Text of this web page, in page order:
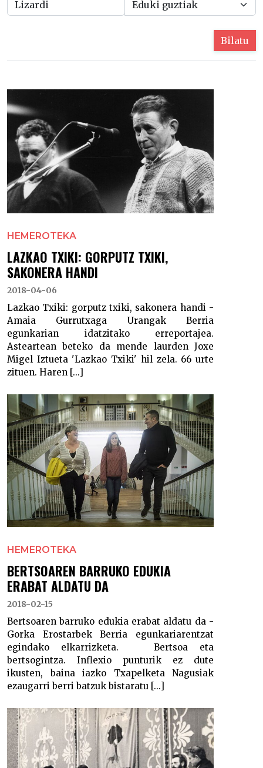
Bilatu
HEMEROTEKA
LAZKAO TXIKI: GORPUTZ TXIKI,
SAKONERA HANDI
2018-04-06
Lazkao Txiki: gorputz txiki, sakonera handi -
Amaia Gurrutxaga Urangak Berria
egunkarian idatzitako erreportajea.
Asteartean beteko da mende laurden Joxe
Migel Iztueta 'Lazkao Txiki' hil zela. 66 urte
zituen. Haren [...]
HEMEROTEKA
BERTSOAREN BARRUKO EDUKIA
ERABAT ALDATU DA
2018-02-15
Bertsoaren barruko edukia erabat aldatu da -
Gorka Erostarbek Berria egunkariarentzat
egindako elkarrizketa. Bertsoa eta
bertsogintza. Inflexio punturik ez dute
ikusten, baina iazko Txapelketa Nagusiak
ezaugarri berri batzuk bistaratu [...]